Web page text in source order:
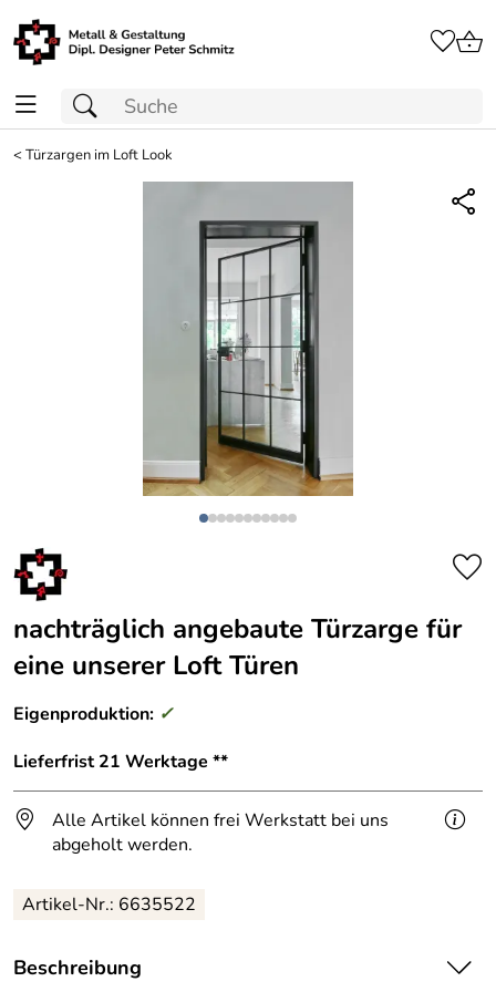
<Türzargen im Loft Look
nachträglich angebaute Türzarge für
eine unserer Loft Türen
Eigenproduktion: ✓
Lieferfrist 21 Werktage **
Alle Artikel können frei Werkstatt bei uns
abgeholt werden.
Artikel-Nr.: 6635522
Beschreibung